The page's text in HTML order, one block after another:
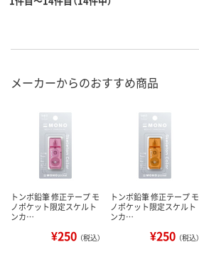
メーカーからのおすすめ商品
トンボ鉛筆 修正テープ モ
ノポケット限定スケルト
ンカ…
¥250 （税込）
トンボ鉛筆 修正テープ モ
ノポケット限定スケルト
ンカ…
¥250 （税込）